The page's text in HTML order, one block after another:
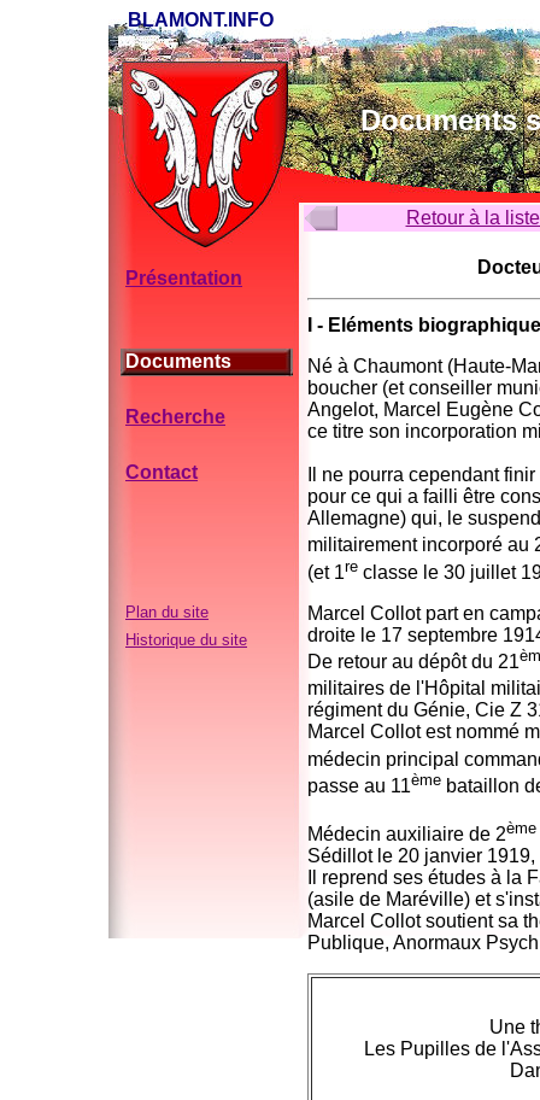
BLAMONT.INFO
Documents
Présentation
Documents
Recherche
Contact
Plan du site
Historique du site
Retour à la
I - Eléments
Né à Chaumont (Haute-
boucher (et conseiller
Angelot, Marcel Eugène
ce titre son incorporation
Il ne pourra cependant
pour ce qui a failli être
Allemagne) qui, le
militairement incorporé au
(et 1re classe le 30 juillet
Marcel Collot part en
droite le 17 septembre
De retour au dépôt du 21
militaires de l'Hôpital
régiment du Génie, Cie Z
Marcel Collot est nommé
médecin principal
passe au 11ème bataillon
Médecin auxiliaire de 2ème
Sédillot le 20 janvier
Il reprend ses études à la
(asile de Maréville) et
Marcel Collot soutient sa
Publique, Anormaux
Une
Les Pupilles de